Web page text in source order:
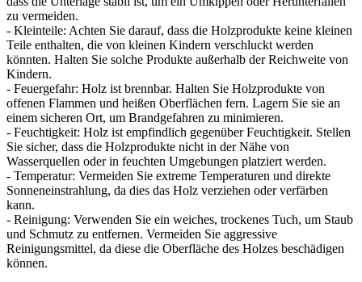
zu vermeiden.
- Kleinteile: Achten Sie darauf, dass die Holzprodukte keine kleinen
Teile enthalten, die von kleinen Kindern verschluckt werden
könnten. Halten Sie solche Produkte außerhalb der Reichweite von
Kindern.
- Feuergefahr: Holz ist brennbar. Halten Sie Holzprodukte von
offenen Flammen und heißen Oberflächen fern. Lagern Sie sie an
einem sicheren Ort, um Brandgefahren zu minimieren.
- Feuchtigkeit: Holz ist empfindlich gegenüber Feuchtigkeit. Stellen
Sie sicher, dass die Holzprodukte nicht in der Nähe von
Wasserquellen oder in feuchten Umgebungen platziert werden.
- Temperatur: Vermeiden Sie extreme Temperaturen und direkte
Sonneneinstrahlung, da dies das Holz verziehen oder verfärben
kann.
- Reinigung: Verwenden Sie ein weiches, trockenes Tuch, um Staub
und Schmutz zu entfernen. Vermeiden Sie aggressive
Reinigungsmittel, da diese die Oberfläche des Holzes beschädigen
können.